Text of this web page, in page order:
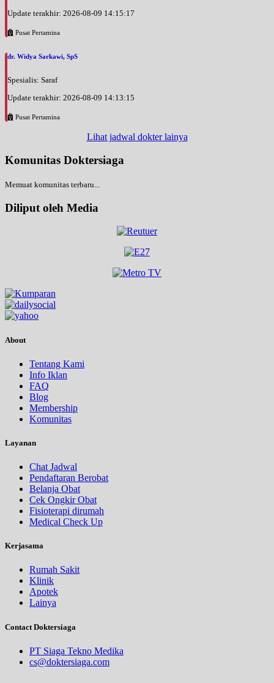
Update terakhir: 2026-08-09 14:15:17
Pusat Pertamina
dr. Widya Sarkawi, SpS
Spesialis: Saraf
Update terakhir: 2026-08-09 14:13:15
Pusat Pertamina
Lihat jadwal dokter lainya
Komunitas Doktersiaga
Memuat komunitas terbaru...
Diliput oleh Media
About
Tentang Kami
Info Iklan
FAQ
Blog
Membership
Komunitas
Layanan
Chat Jadwal
Pendaftaran Berobat
Belanja Obat
Cek Ongkir Obat
Fisioterapi dirumah
Medical Check Up
Kerjasama
Rumah Sakit
Klinik
Apotek
Lainya
Contact Doktersiaga
PT Siaga Tekno Medika
cs@doktersiaga.com